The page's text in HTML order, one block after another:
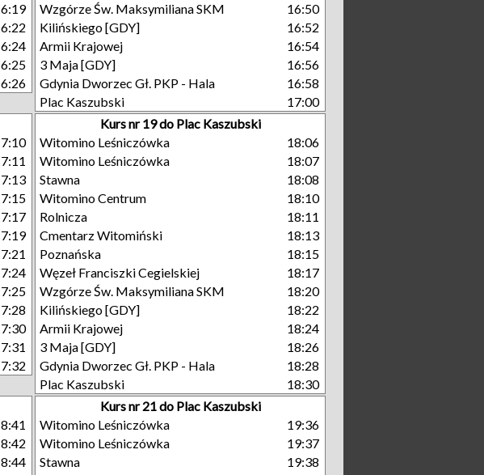
Wzgórze Św. Maksymiliana SKM
16:50
Kilińskiego [GDY]
16:52
Armii Krajowej
16:54
3 Maja [GDY]
16:56
Gdynia Dworzec Gł. PKP - Hala
16:58
Plac Kaszubski
17:00
Kurs nr 19 do Plac Kaszubski
Witomino Leśniczówka
18:06
Witomino Leśniczówka
18:07
Stawna
18:08
Witomino Centrum
18:10
Rolnicza
18:11
Cmentarz Witomiński
18:13
Poznańska
18:15
Węzeł Franciszki Cegielskiej
18:17
Wzgórze Św. Maksymiliana SKM
18:20
Kilińskiego [GDY]
18:22
Armii Krajowej
18:24
3 Maja [GDY]
18:26
Gdynia Dworzec Gł. PKP - Hala
18:28
Plac Kaszubski
18:30
Kurs nr 21 do Plac Kaszubski
Witomino Leśniczówka
19:36
Witomino Leśniczówka
19:37
Stawna
19:38